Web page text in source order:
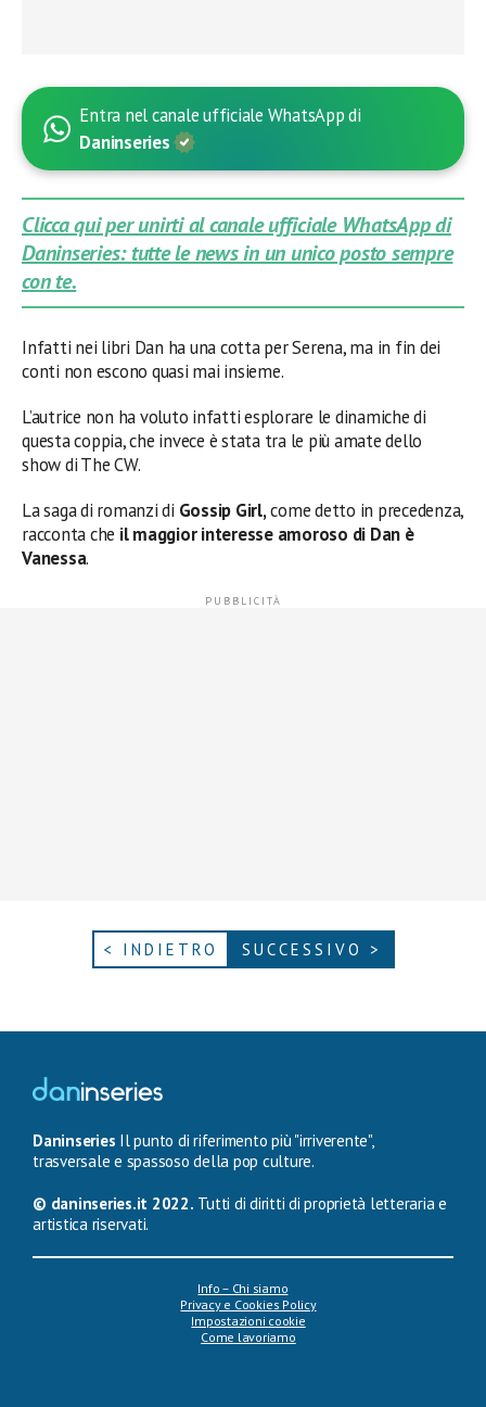
Entra nel canale ufficiale WhatsApp di
Daninseries
Clicca qui per unirti al canale ufficiale WhatsApp di
Daninseries: tutte le news in un unico posto sempre
con te.
Infatti nei libri Dan ha una cotta per Serena, ma in fin dei
conti non escono quasi mai insieme.
L’autrice non ha voluto infatti esplorare le dinamiche di
questa coppia, che invece è stata tra le più amate dello
show di The CW.
La saga di romanzi di Gossip Girl,come detto in precedenza,
racconta che il maggior interesse amoroso di Dan è
Vanessa.
< INDIETRO SUCCESSIVO >
Daninseries Il punto di riferimento più "irriverente",
trasversale e spassoso della pop culture.
© daninseries.it 2022. Tutti di diritti di proprietà letteraria e
artistica riservati.
Info – Chi siamo
Privacy e Cookies Policy
Impostazioni cookie
Come lavoriamo